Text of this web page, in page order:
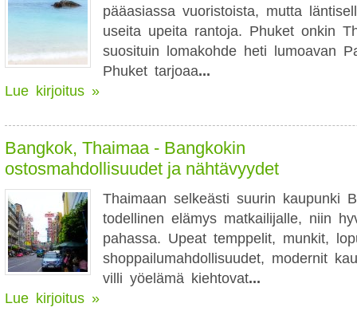
pääasiassa vuoristoista, mutta
useita upeita rantoja. Phuket onkin
suosituin lomakohde heti lumoavan
Phuket tarjoaa...
Lue kirjoitus »
Bangkok, Thaimaa - Bangkokin
ostosmahdollisuudet ja nähtävyydet
Thaimaan selkeästi suurin kaupunki
todellinen elämys matkailijalle, niin
pahassa. Upeat temppelit, munkit,
shoppailumahdollisuudet, modernit
villi yöelämä kiehtovat...
Lue kirjoitus »